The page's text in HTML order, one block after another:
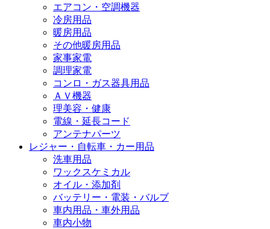
エアコン・空調機器
冷房用品
暖房用品
その他暖房用品
家事家電
調理家電
コンロ・ガス器具用品
ＡＶ機器
理美容・健康
電線・延長コード
アンテナパーツ
レジャー・自転車・カー用品
洗車用品
ワックスケミカル
オイル・添加剤
バッテリー・電装・バルブ
車内用品・車外用品
車内小物